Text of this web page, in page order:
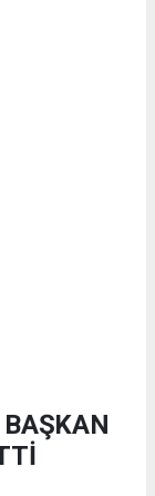
BAŞKAN